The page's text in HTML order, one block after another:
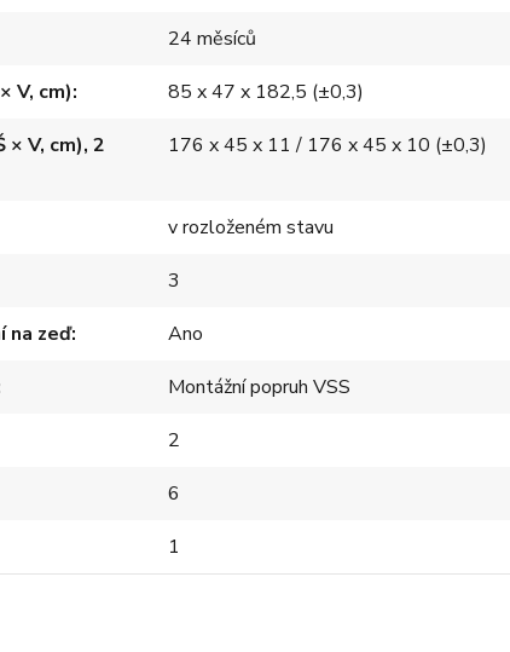
24 měsíců
V, cm)
85 x 47 x 182,5 (±0,3)
× V, cm), 2
176 x 45 x 11 / 176 x 45 x 10 (±0,3)
v rozloženém stavu
3
na zeď
Ano
Montážní popruh VSS
2
6
1